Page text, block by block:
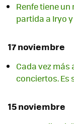
Renfe tiene
partida a Iryo
17 noviembre
Cada vez
conciertos. Es
15 noviembre